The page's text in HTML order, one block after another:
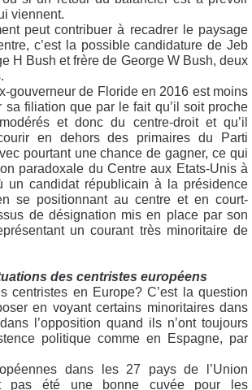
viennent.
peut contribuer à recadrer le paysage
c’est la possible candidature de Jeb
H Bush et frère de George W Bush, deux
gouverneur de Floride en 2016 est moins
sa filiation que par le fait qu’il soit proche
et donc du centre-droit et qu’il
en dehors des primaires du Parti
pourtant une chance de gagner, ce qui
paradoxale du Centre aux Etats-Unis à
un candidat républicain à la présidence
se positionnant au centre et en court-
de désignation mis en place par son
un courant très minoritaire de
des centristes européens
centristes en Europe? C’est la question
en voyant certains minoritaires dans
l’opposition quand ils n’ont toujours
politique comme en Espagne, par
dans les 27 pays de l’Union
pas été une bonne cuvée pour les